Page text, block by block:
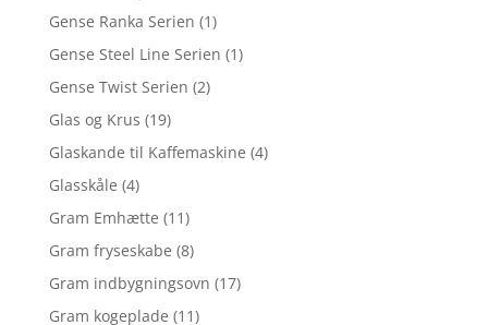
Gense Ranka Serien (1)
Gense Steel Line Serien (1)
Gense Twist Serien (2)
Glas og Krus (19)
Glaskande til Kaffemaskine (4)
Glasskåle (4)
Gram Emhætte (11)
Gram fryseskabe (8)
Gram indbygningsovn (17)
Gram kogeplade (11)